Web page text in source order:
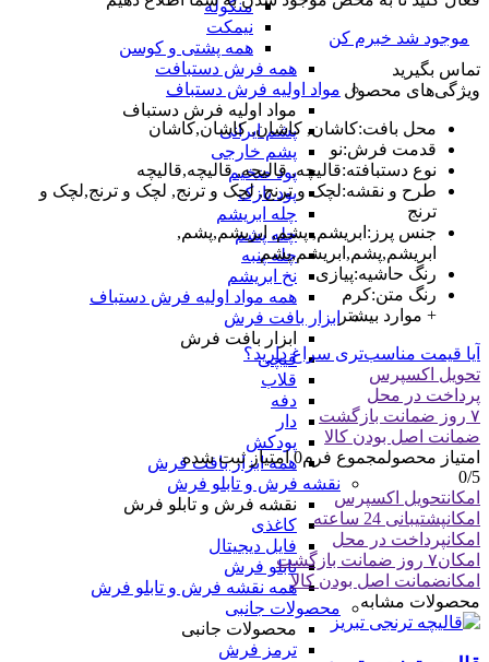
منگوله
نیمکت
همه پشتی و کوسن
همه فرش دستبافت
مواد اولیه فرش دستباف
مواد اولیه فرش دستباف
پشم ایرانی
پشم خارجی
پود ضخیم
پود نازک
چله ابریشم
چله پشم
چله پنبه
نخ ابریشم
همه مواد اولیه فرش دستباف
ابزار بافت فرش
ابزار بافت فرش
قیچی
قلاب
دفه
دار
پودکش
همه ابزار بافت فرش
نقشه فرش و تابلو فرش
نقشه فرش و تابلو فرش
کاغذی
فایل دیجیتال
تابلو فرش
همه نقشه فرش و تابلو فرش
محصولات جانبی
محصولات جانبی
ترمز فرش
موجود شد خبرم کن
تماس بگیرید
ویژگی‌های محصول
محل بافت:کاشان, کاشان, کاشان,کاشان
قدمت فرش:نو
نوع دستبافته:قالیچه, قالیچه, قالیچه,قالیچه
طرح و نقشه:لچک و ترنج, لچک و ترنج, لچک و ترنج,لچک و
ترنج
جنس پرز : ابریشم, پشم, ابریشم,پشم,
ابریشم,پشم,ابریشم,پشم
رنگ حاشیه:پیازی
رنگ متن:کرم
+ موارد بیشتر
آیا قیمت مناسب‌تری سراغ دارید؟
تحویل اکسپرس
پرداخت در محل
۷ روز ضمانت بازگشت
ضمانت اصل بودن کالا
امتیاز محصولمجموع فرم0امتیاز ثبت شده
0/5
امکانتحویل اکسپرس
امکانپشتیبانی 24 ساعته
امکانپرداخت در محل
امکان۷ روز ضمانت بازگشت
امکانضمانت اصل بودن کالا
محصولات مشابه